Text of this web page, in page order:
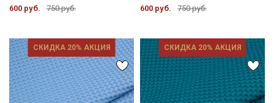
600 руб. 750 руб. 600 руб. 750 руб.
СКИДКА 20% АКЦИЯ СКИДКА 20% АКЦИЯ